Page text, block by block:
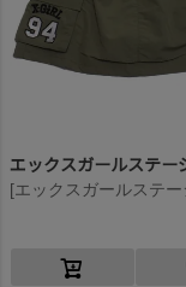
エックスガールステー